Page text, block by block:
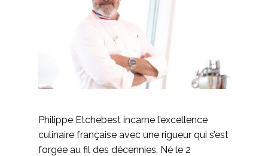
Philippe Etchebest incarne l’excellence
culinaire française avec une rigueur qui s’est
forgée au fil des décennies. Né le 2